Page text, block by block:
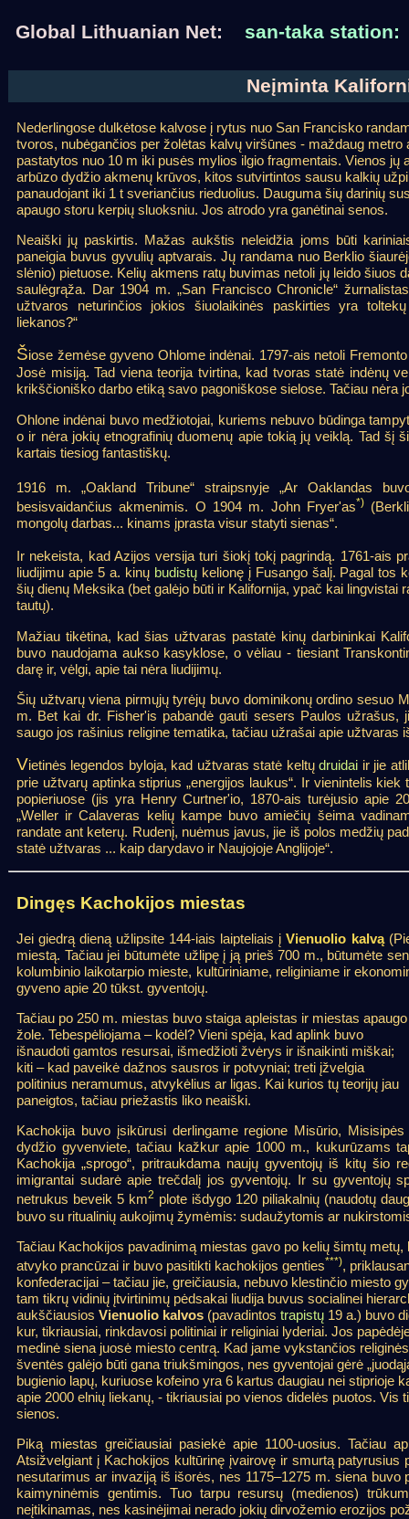
Global Lithuanian Net: san-taka station:
Neįminta
Nederlingose dulkėtose kalvose į rytus nuo San Francisko
tvoros, nubėgančios per žolėtas kalvų viršūnes - maždaug metro
pastatytos nuo 10 m iki pusės mylios ilgio fragmentais. Vienos jų
arbūzo dydžio akmenų krūvos, kitos sutvirtintos sausu kalkių
panaudojant iki 1 t sveriančius rieduolius. Dauguma šių darinių
apaugo storu kerpių sluoksniu. Jos atrodo yra ganėtinai senos.
Neaiški jų paskirtis. Mažas aukštis neleidžia joms būti
paneigia buvus gyvulių aptvarais. Jų randama nuo Berklio
slėnio) pietuose. Kelių akmens ratų buvimas netoli jų leido šiuos
saulėgrąža. Dar 1904 m. „San Francisco Chronicle“
užtvaros neturinčios jokios šiuolaikinės paskirties yra
liekanos?“
Šiose žemėse gyveno Ohlome indėnai. 1797-ais netoli
Josė misiją. Tad viena teorija tvirtina, kad tvoras statė indėnų
krikščioniško darbo etiką savo pagoniškose sielose. Tačiau nėra
Ohlone indėnai buvo medžiotojai, kuriems nebuvo būdinga
o ir nėra jokių etnografinių duomenų apie tokią jų veiklą. Tad šį
kartais tiesiog fantastiškų.
1916 m. „Oakland Tribune“ straipsnyje „Ar Oaklandas
besisvaidančius akmenimis. O 1904 m. John Fryer'as*)
mongolų darbas... kinams įprasta visur statyti sienas“.
Ir nekeista, kad Azijos versija turi šiokį tokį pagrindą. 1761-ais
liudijimu apie 5 a. kinų budistųkelionę į Fusango šalį. Pagal tos
šių dienų Meksika (bet galėjo būti ir Kalifornija, ypač kai lingvistai
tautų).
Mažiau tikėtina, kad šias užtvaras pastatė kinų darbininkai
buvo naudojama aukso kasyklose, o vėliau - tiesiant
darę ir, vėlgi, apie tai nėra liudijimų.
Šių užtvarų viena pirmųjų tyrėjų buvo dominikonų ordino sesuo
m. Bet kai dr. Fisher'is pabandė gauti sesers Paulos
saugo jos rašinius religine tematika, tačiau užrašai apie užtvaras
Vietinės legendos byloja, kad užtvaras statė keltųdruidai ir jie
prie užtvarų aptinka stiprius „energijos laukus“. Ir vienintelis
popieriuose (jis yra Henry Curtner'io, 1870-ais turėjusio apie
„Weller ir Calaveras kelių kampe buvo amiečių šeima
randate ant keterų. Rudenį, nuėmus javus, jie iš polos medžių
statė užtvaras ... kaip darydavo ir Naujojoje Anglijoje“.
Dingęs Kachokijos miestas
Jei giedrą dieną užlipsite 144-iais laipteliais įVienuolio kalvą
miestą. Tačiau jei būtumėte užlipę į ją prieš 700 m., būtumėte
kolumbinio laikotarpio mieste, kultūriniame, religiniame ir
gyveno apie 20 tūkst. gyventojų.
Tačiau po 250 m. miestas buvo staiga apleistas ir miestas apaugo
žole. Tebespėliojama – kodėl? Vieni spėja, kad aplink buvo
išnaudoti gamtos resursai, išmedžioti žvėrys ir išnaikinti miškai;
kiti – kad paveikė dažnos sausros ir potvyniai; treti įžvelgia
politinius neramumus, atvykėlius ar ligas. Kai kurios tų teorijų jau
paneigtos, tačiau priežastis liko neaiški.
Kachokija buvo įsikūrusi derlingame regione Misūrio,
dydžio gyvenviete, tačiau kažkur apie 1000 m., kukurūzams
Kachokija „sprogo“, pritraukdama naujų gyventojų iš kitų šio
imigrantai sudarė apie trečdalį jos gyventojų. Ir su gyventojų
netrukus beveik 5 km2 plote išdygo 120 piliakalnių (naudotų
buvo su ritualinių aukojimų žymėmis: sudaužytomis ar
Tačiau Kachokijos pavadinimą miestas gavo po kelių šimtų metų,
atvyko prancūzai ir buvo pasitikti kachokijos genties***),
konfederacijai – tačiau jie, greičiausia, nebuvo klestinčio miesto
tam tikrų vidinių įtvirtinimų pėdsakai liudija buvus socialinei
aukščiausios Vienuolio kalvos (pavadintos trapistų 19 a.) buvo
kur, tikriausiai, rinkdavosi politiniai ir religiniai lyderiai. Jos
medinė siena juosė miesto centrą. Kad jame vykstančios
šventės galėjo būti gana triukšmingos, nes gyventojai gėrė
bugienio lapų, kuriuose kofeino yra 6 kartus daugiau nei stiprioje
apie 2000 elnių liekanų, - tikriausiai po vienos didelės puotos.
sienos.
Piką miestas greičiausiai pasiekė apie 1100-uosius. Tačiau
Atsižvelgiant į Kachokijos kultūrinę įvairovę ir smurtą
nesutarimus ar invaziją iš išorės, nes 1175–1275 m. siena
kaimyninėmis gentimis. Tuo tarpu resursų (medienos)
neįtikinamas, nes kasinėjimai nerado jokių dirvožemio erozijos